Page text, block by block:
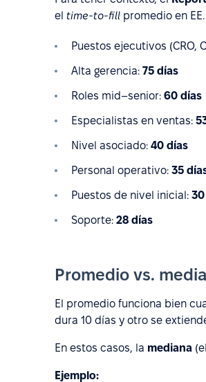
el time-to-fill promedio en EE.
Puestos ejecutivos (CRO,
Alta gerencia: 75 días
Roles mid–senior: 60 días
Especialistas en ventas:
Nivel asociado: 40 días
Personal operativo: 35
Puestos de nivel inicial:
Soporte: 28 días
Promedio vs.
El promedio funciona bien
dura 10 días y otro se
En estos casos, la mediana
Ejemplo: